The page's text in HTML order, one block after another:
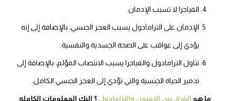
الفياجرا لا تسبب الإدمان.
الإدمان على الترامادول يسبب العجز الجنسي، بالإضافة إلى إنه
يؤدي إلى عواقب على الصحة الجسدية والنفسية.
تناول الترامادول والفياجرا يسبب الانتصاب المؤلم، بالإضافة إلى
تدمير الحياة الجنسية والتي تؤدي إلى العجز الجنسي الكامل.
ما هو الفرق بين الافيون والترامادول ؟ اليك المعلومات الكامله